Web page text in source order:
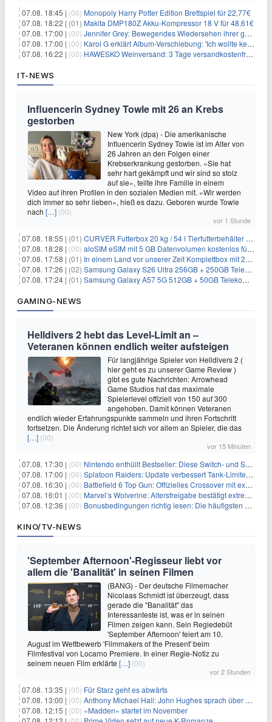
07.08. 18:45 | (00) Monopoly Harry Potter Edition Brettspiel für 22,77€
07.08. 18:22 | (01) Makita DMP180Z Akku-Kompressor 18 V für 48,61€
07.08. 17:00 | (00) Jennifer Grey: Bewegendes Wiedersehen ihrer geschiedenen Eltern kurz vor dem Tod ihrer Mutter
07.08. 17:00 | (00) Karol G erklärt Album-Verschiebung: 'Ich wollte keine persönliche Situation ausnutzen'
07.08. 16:22 | (00) HAWESKO Weinversand: 3 Tage versandkostenfrei bestellen (MBW 25€)
IT-NEWS
Influencerin Sydney Towle mit 26 an Krebs
gestorben
New York (dpa) - Die amerikanische
Influencerin Sydney Towle ist im Alter von
26 Jahren an den Folgen einer
Krebserkrankung gestorben. «Sie hat
sehr hart gekämpft und wir sind so stolz
auf sie», teilte ihre Familie in einem
Video auf ihren Profilen in den sozialen Medien mit. «Wir werden
dich immer so sehr lieben», hieß es dazu. Geboren wurde Towle
nach […] (00)
vor 1 Stunde
07.08. 18:55 | (01) CURVER Futterbox 20 kg / 54 l Tierfutterbehälter mit Rollen für 19,99€
07.08. 18:28 | (00) aloSIM eSIM mit 5 GB Datenvolumen kostenlos für Windscribe-Pro-Nutzer
07.08. 17:58 | (01) In einem Land vor unserer Zeit Komplettbox mit 27 DVDs für 59,49€
07.08. 17:26 | (02) Samsung Galaxy S26 Ultra 256GB + 250GB Telekom-Netz für 34€/Monat (effektiv 5,42€/Monat)
07.08. 17:24 | (01) Samsung Galaxy A57 5G 512GB + 50GB Telekom-Netz für 20€/Monat (effektiv 3,33€/Monat)
GAMING-NEWS
Helldivers 2 hebt das Level-Limit an –
Veteranen können endlich weiter aufsteigen
Für langjährige Spieler von Helldivers 2 (
hier geht es zu unserer Game Review )
gibt es gute Nachrichten: Arrowhead
Game Studios hat das maximale
Spielerlevel offiziell von 150 auf 300
angehoben. Damit können Veteranen
endlich wieder Erfahrungspunkte sammeln und ihren Fortschritt
fortsetzen. Die Änderung richtet sich vor allem an Spieler, die das
[…] (00)
vor 15 Minuten
07.08. 17:30 | (00) Nintendo enthüllt Bestseller: Diese Switch- und Switch-2-Spiele verkaufen sich am besten
07.08. 17:00 | (00) Splatoon Raiders: Update verbessert Tank-Limiter und behebt Bugs
07.08. 16:30 | (00) Battlefield 6 Top Gun: Offizielles Crossover mit exklusiven Inhalten angekündigt
07.08. 16:01 | (00) Marvel’s Wolverine: Altersfreigabe bestätigt extreme Gewalt und düstere Szenen
07.08. 12:36 | (00) Bonusbedingungen richtig lesen: Die häufigsten Stolperfallen
KINO/TV-NEWS
'September Afternoon'-Regisseur liebt vor
allem die 'Banalität' in seinen Filmen
(BANG) - Der deutsche Filmemacher
Nicolaas Schmidt ist überzeugt, dass
gerade die "Banalität" das
Interessanteste ist, was er in seinen
Filmen zeigen kann. Sein Regiedebüt
'September Afternoon' feiert am 10.
August im Wettbewerb 'Filmmakers of the Present' beim
Filmfestival von Locarno Premiere. In einer Regie-Notiz zu
seinem neuen Film erklärte […] (00)
vor 2 Stunden
07.08. 13:35 | (00) Für Starz geht es abwärts
07.08. 13:00 | (00) Anthony Michael Hall: John Hughes sprach über eine Fortsetzung von 'The Breakfast Club'
07.08. 12:15 | (00) «Madden» startet im November